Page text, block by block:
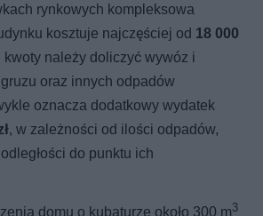
rynkowych kompleksowa
kosztuje najczęściej od 18 000
kwoty należy doliczyć wywóz i
oraz innych odpadów
oznacza dodatkowy wydatek
, w zależności od ilości odpadów,
do punktu ich
domu o kubaturze około 300 m3